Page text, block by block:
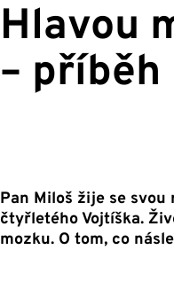
Hlavou
– příběh
Pan Miloš žije se
čtyřletého Vojtíška.
mozku. O tom, co